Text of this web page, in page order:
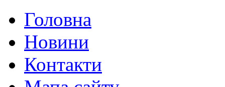
Головна
Новини
Контакти